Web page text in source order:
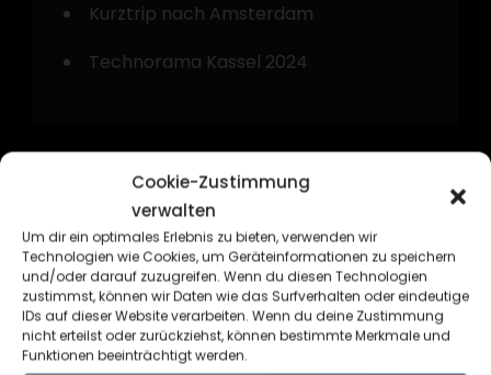
Cookie-Zustimmung
verwalten
Um dir ein optimales Erlebnis zu bieten, verwenden wir
Technologien wie Cookies, um Geräteinformationen zu speichern
und/oder darauf zuzugreifen. Wenn du diesen Technologien
zustimmst, können wir Daten wie das Surfverhalten oder eindeutige
IDs auf dieser Website verarbeiten. Wenn du deine Zustimmung
nicht erteilst oder zurückziehst, können bestimmte Merkmale und
Funktionen beeinträchtigt werden.
Kurztrip nach Amsterdam
Technorama Kassel 2024
Kategorien
Allgemein
Cars & Bikes
Kustom Kulture